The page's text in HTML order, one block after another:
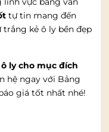
tự tin mang đến
kẻ ô ly bền đẹp
ly cho mục đích
hệ ngay với Bảng
giá tốt nhất nhé!